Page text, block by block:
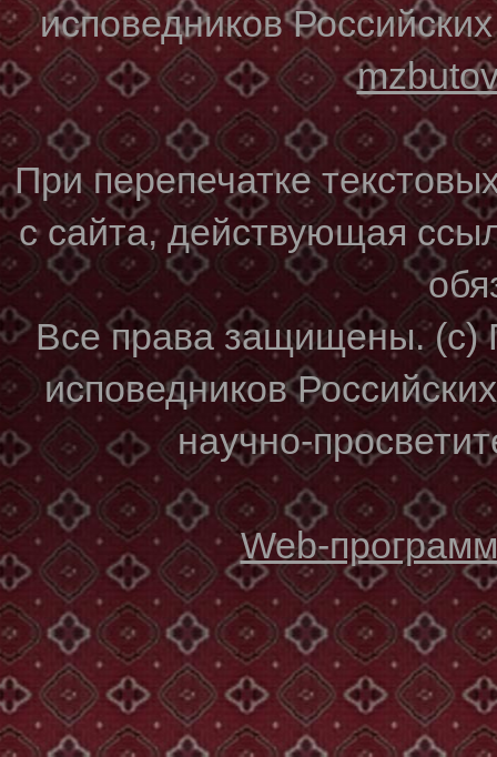
исповедников
При перепечатке
с сайта, действующая
Все права защищены. (с)
исповедников
научно-
Web-